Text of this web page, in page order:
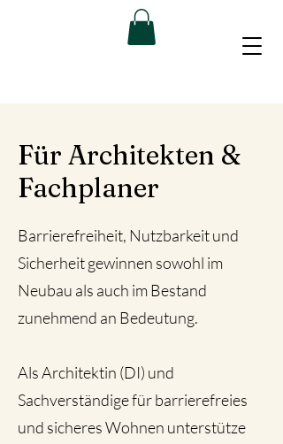
Für Architekten &
Fachplaner
Barrierefreiheit, Nutzbarkeit und
Sicherheit gewinnen sowohl im
Neubau als auch im Bestand
zunehmend an Bedeutung.
Als Architektin (DI) und
Sachverständige für barrierefreies
und sicheres Wohnen unterstütze